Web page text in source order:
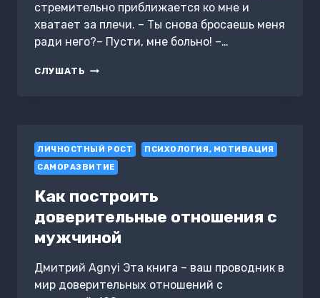
стремительно приближается ко мне и
хватает за плечи. – Ты снова бросаешь меня
ради него?– Пусти, мне больно! –…
СЛУШАТЬ СТАВКА
ЛИЧНОСТНЫЙ РОСТ
ПСИХОЛОГИЯ, МОТИВАЦИЯ
САМОРАЗВИТИЕ
Как построить
доверительные отношения с
мужчиной
Дмитрий Agnyi Эта книга – ваш проводник в
мир доверительных отношений с